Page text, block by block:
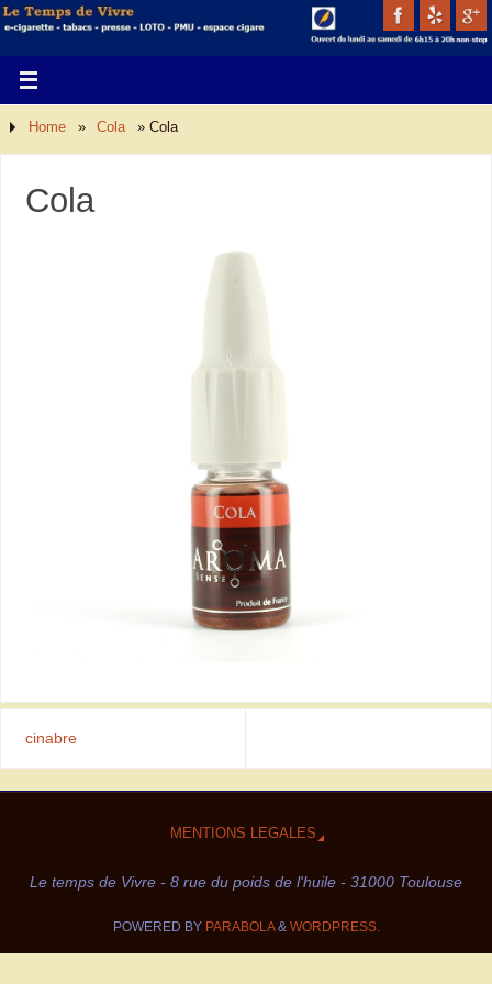
Home » Cola » Cola
Cola
cinabre
MENTIONS LEGALES
Le temps de Vivre - 8 rue du poids de l'huile - 31000 Toulouse
POWERED BY PARABOLA& WORDPRESS.